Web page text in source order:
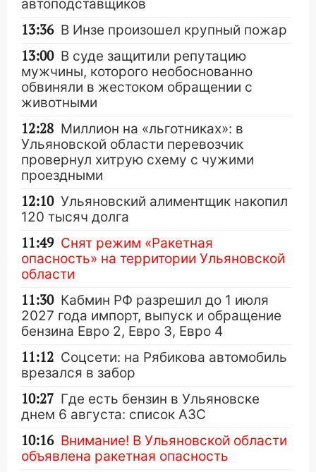
автоподставщиков
13:36 В Инзе произошел крупный пожар
13:00 В суде защитили репутацию
мужчины, которого необоснованно
обвиняли в жестоком обращении с
животными
12:28 Миллион на «льготниках»: в
Ульяновской области перевозчик
провернул хитрую схему с чужими
проездными
12:10 Ульяновский алиментщик накопил
120 тысяч долга
11:49 Снят режим «Ракетная
опасность» на территории Ульяновской
области
11:30 Кабмин РФ разрешил до 1 июля
2027 года импорт, выпуск и обращение
бензина Евро 2, Евро 3, Евро 4
11:12 Соцсети: на Рябикова автомобиль
врезался в забор
10:27 Где есть бензин в Ульяновске
днем 6 августа: список АЗС
10:16 Внимание! В Ульяновской области
объявлена ракетная опасность